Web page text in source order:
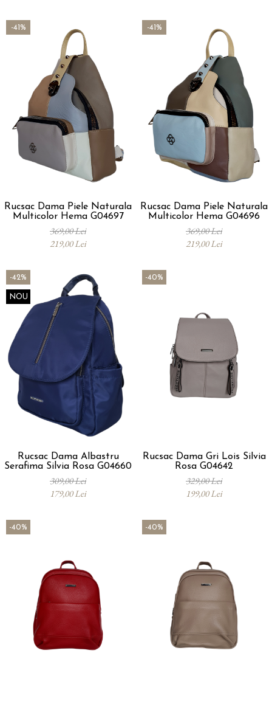
-41%
Rucsac Dama Piele Naturala
Multicolor Hema G04697
369,00 Lei
219,00 Lei
-41%
Rucsac Dama Piele Naturala
Multicolor Hema G04696
369,00 Lei
219,00 Lei
-42%
NOU
Rucsac Dama Albastru
Serafima Silvia Rosa G04660
309,00 Lei
179,00 Lei
-40%
Rucsac Dama Gri Lois Silvia
Rosa G04642
329,00 Lei
199,00 Lei
-40% -40%